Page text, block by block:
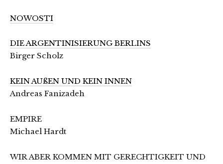
NOWOSTI
DIE ARGENTINISIERUNG BERLINS
Birger Scholz
KEIN AUßEN UND KEIN INNEN
Andreas Fanizadeh
EMPIRE
Michael Hardt
WIR ABER KOMMEN MIT GERECHTIGKEIT UND